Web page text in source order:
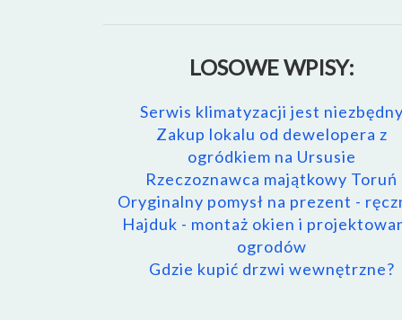
LOSOWE WPISY:
Serwis klimatyzacji jest
Zakup lokalu od dewelopera z
ogródkiem na Ursusie
Rzeczoznawca majątkowy Toruń
Oryginalny pomysł na prezent -
Hajduk - montaż okien i
ogrodów
Gdzie kupić drzwi wewnętrzne?